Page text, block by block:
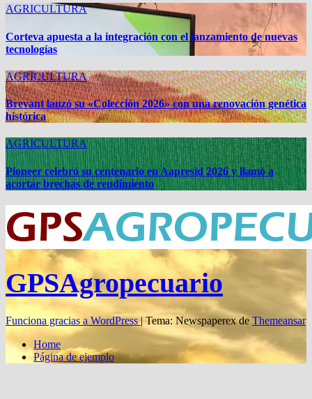
AGRICULTURA
Corteva apuesta a la integración con el lanzamiento de nuevas
tecnologías
AGRICULTURA
Brevant lanzó su «Colección 2026» con una renovación genética
histórica
AGRICULTURA
Pioneer celebró su centenario en Aapresid 2026 y llamó a
acortar brechas de rendimiento
GPSAgropecuario
Funciona gracias a WordPress|Tema: Newspaperex de Themeansar
Home
Página de ejemplo